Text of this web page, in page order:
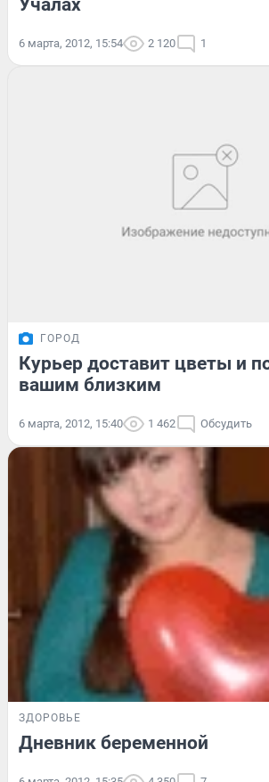
Учалах
6 марта, 2012, 15:54 2 120 1
ГОРОД
Курьер доставит цветы и
вашим близким
6 марта, 2012, 15:40 1 462 Обсудить
ЗДОРОВЬЕ
Дневник беременной